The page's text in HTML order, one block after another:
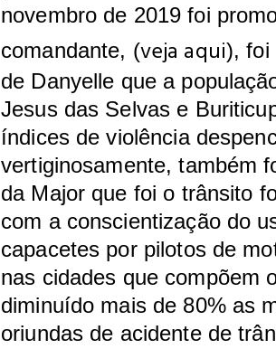
novembro de 2019 foi
comandante, (veja aqui), foi
de Danyelle que a
Jesus das Selvas e
índices de violência
vertiginosamente, também
da Major que foi o trânsito
com a conscientização do
capacetes por pilotos de
nas cidades que compõem
diminuído mais de 80% as
oriundas de acidente de